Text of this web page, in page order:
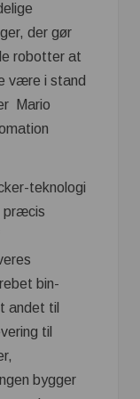
der gør
robotter at
være i stand
Mario
teknologi
præcis
bin-
andet til
til
bygger